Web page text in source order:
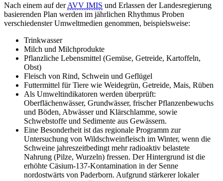
Nach einem auf derAVV IMIS und Erlassen der Landesregierung
basierenden Plan werden im jährlichen Rhythmus Proben
verschiedenster Umweltmedien genommen, beispielsweise:
Trinkwasser
Milch und Milchprodukte
Pflanzliche Lebensmittel (Gemüse, Getreide, Kartoffeln,
Obst)
Fleisch von Rind, Schwein und Geflügel
Futtermittel für Tiere wie Weidegrün, Getreide, Mais, Rüben
Als Umweltindikatoren werden überprüft:
Oberflächenwässer, Grundwässer, frischer Pflanzenbewuchs
und Böden, Abwässer und Klärschlamme, sowie
Schwebstoffe und Sedimente aus Gewässern.
Eine Besonderheit ist das regionale Programm zur
Untersuchung von Wildschweinfleisch im Winter, wenn die
Schweine jahreszeitbedingt mehr radioaktiv belastete
Nahrung (Pilze, Wurzeln) fressen. Der Hintergrund ist die
erhöhte Cäsium-137-Kontamination in der Senne
nordostwärts von Paderborn. Aufgrund stärkerer lokaler